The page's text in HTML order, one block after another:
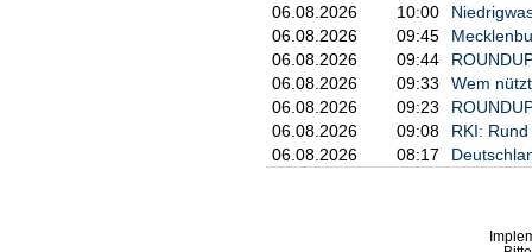
06.08.2026
10:00
06.08.2026
09:45
06.08.2026
09:44
06.08.2026
09:33
Wem
06.08.2026
09:23
06.08.2026
09:08
RKI:
06.08.2026
08:17